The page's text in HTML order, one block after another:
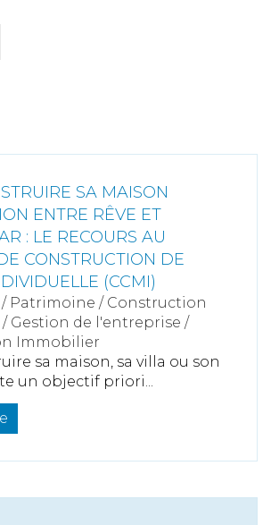
SA MAISON
ENTRE RÊVE ET
: LE RECOURS AU
CONSTRUCTION DE
(CCMI)
/ Patrimoine / Construction
/ Gestion de l'entreprise /
Immobilier
sa maison, sa villa ou son
un objectif priori...